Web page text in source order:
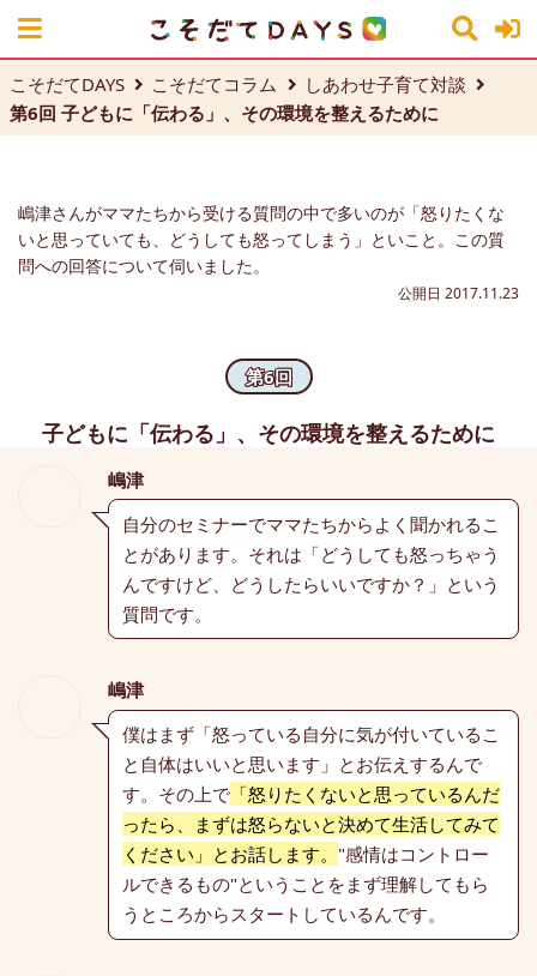
こそだてDAYS こそだてコラム
しあわせ子育て対談
第6回 子どもに「伝わる」、その環境を整えるために
嶋津さんがママたちから受ける質問の中で多いのが「怒りたくな
いと思っていても、どうしても怒ってしまう」といこと。この質
問への回答について伺いました。
公開日 2017.11.23
第6回
子どもに「伝わる」、その環境を整えるために
嶋津
自分のセミナーでママたちからよく聞かれるこ
とがあります。それは「どうしても怒っちゃう
んですけど、どうしたらいいですか？」という
質問です。
嶋津
僕はまず「怒っている自分に気が付いているこ
と自体はいいと思います」とお伝えするんで
す。その上で「怒りたくないと思っているんだ
ったら、まずは怒らないと決めて生活してみて
ください」とお話します。 "感情はコントロー
ルできるもの"ということをまず理解してもら
うところからスタートしているんです。